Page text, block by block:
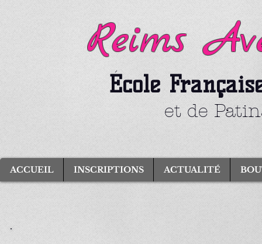
Reims
École
et de
ACCUEIL INSCRIPTIONS ACTUALITÉ